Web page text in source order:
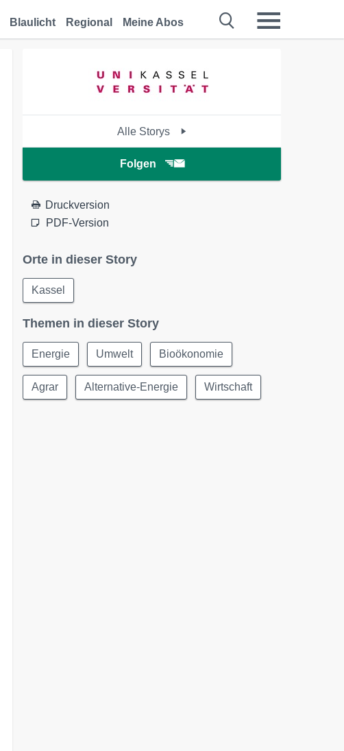
Blaulicht Regional Meine Abos
Alle Storys
Folgen
Druckversion
PDF-Version
Orte in dieser Story
Kassel
Themen in dieser Story
Energie Umwelt Bioökonomie
Agrar Alternative-Energie Wirtschaft